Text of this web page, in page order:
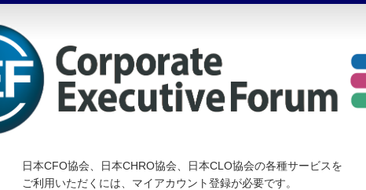
日本CFO協会、日本CHRO協会、日本CLO協会の各種サービスを
ご利用いただくには、マイアカウント登録が必要です。